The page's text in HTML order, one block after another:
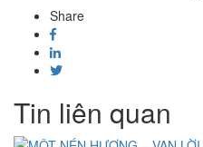
Share
Tin liên quan